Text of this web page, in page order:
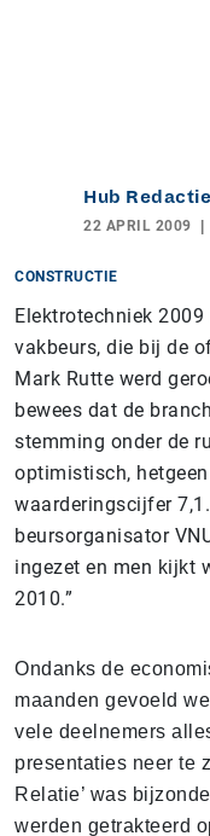
Hub Redactie
22 APRIL 2009
CONSTRUCTIE
Elektrotechniek
vakbeurs, die bij de
Mark Rutte werd
bewees dat de
stemming onder de
optimistisch,
waarderingscijfer
beursorganisator
ingezet en men kijkt
2010.”
Ondanks de
maanden gevoeld
vele deelnemers
presentaties neer te
Relatie’ was
werden getrakteerd